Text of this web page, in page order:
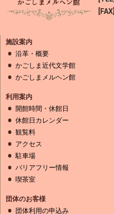
[FAX]
施設案内
沿革・概要
かごしま近代文学館
かごしまメルヘン館
利用案内
開館時間・休館日
休館日カレンダー
観覧料
アクセス
駐車場
バリアフリー情報
喫茶室
団体のお客様
団体利用の申込み